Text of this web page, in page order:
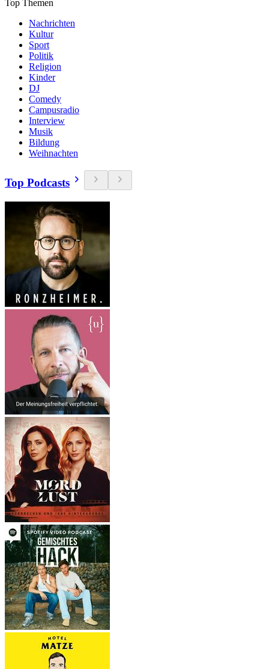
Top Themen
Nachrichten
Kultur
Sport
Politik
Religion
Kinder
DJ
Comedy
Campusradio
Interview
Musik
Bildung
Weihnachten
Top Podcasts